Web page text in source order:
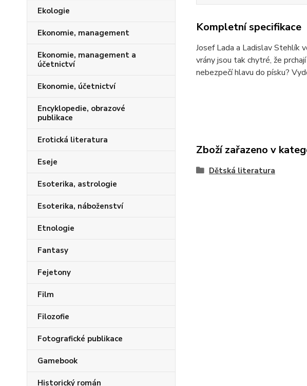
Ekologie
Ekonomie, management
Ekonomie, management a
účetnictví
Ekonomie, účetnictví
Encyklopedie, obrazové
publikace
Erotická literatura
Eseje
Esoterika, astrologie
Esoterika, náboženství
Etnologie
Fantasy
Fejetony
Film
Filozofie
Fotografické publikace
Gamebook
Historický román
Kompletní specifikace
Josef Lada a Ladislav Stehlík
vrány jsou tak chytré, že
nebezpečí hlavu do písku?
Zboží zařazeno v
Dětská literatura